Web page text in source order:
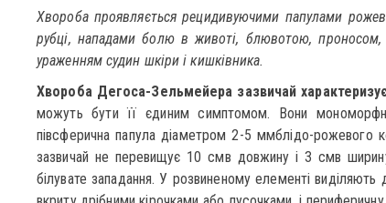
Хвороба проявляється рецидивуючими папулами
рубці, нападами болю в животі, блювотою, проносом,
ураженням судин шкіри і кишківника.
Хвороба Дегоса-Зельмейера зазвичай
можуть бути її єдиним симптомом. Вони
півсферична папула діаметром 2-5 ммблідо-рожевого
зазвичай не перевищує 10 смв довжину і 3 смв
білувате западання. У розвиненому елементі виділяють